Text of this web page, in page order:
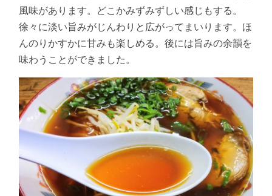
風味があります。どこかみずみずしい感じもする。
徐々に淡い旨みがじんわりと広がってまいります。ほ
んのりかすかに甘みも楽しめる。後には旨みの余韻を
味わうことができました。